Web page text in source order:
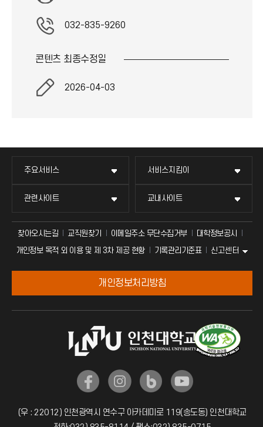
032-835-9260
콘텐츠 최종수정일
2026-04-03
주요서비스 서비스지킴이
관련사이트 교내사이트
찾아오시는길 교직원찾기 이메일주소 무단수집거부
대학정보공시
개인정보 목적 외 이용 및 제 3차 제공 현황
기록관리기준표 신고센터
개인정보처리방침
(우 : 22012) 인천광역시 연수구 아카데미로 119(송도동) 인천대학교